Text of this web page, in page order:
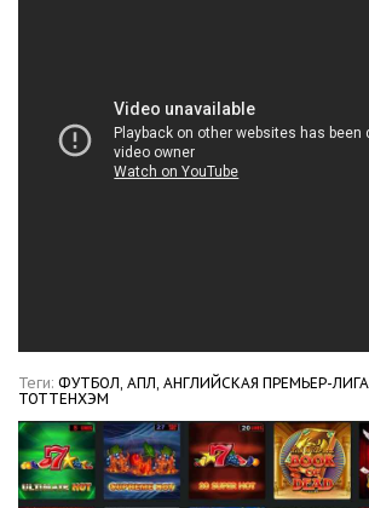
Теги: ФУТБОЛ, АПЛ, АНГЛИЙСКАЯ ПРЕМЬЕР-ЛИГА,
ТОТТЕНХЭМ